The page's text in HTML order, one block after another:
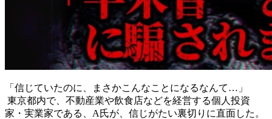
「信じていたのに、まさかこんなことになるなんて…」
東京都内で、不動産業や飲食店などを経営する個人投資
家・実業家である、A氏が、信じがたい裏切りに直面した。